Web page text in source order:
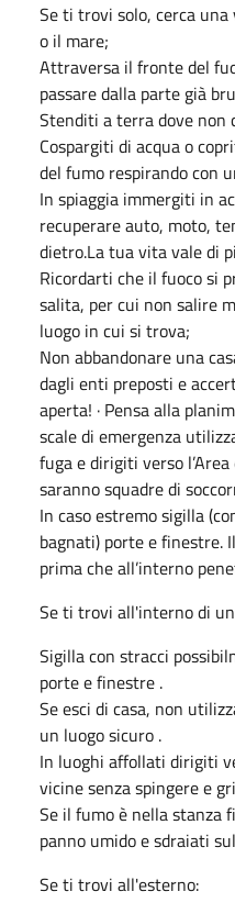
Se ti trovi solo, cerca
o il mare;
Attraversa il fronte del
passare dalla parte già
Stenditi a terra dove non
Cospargiti di acqua o
del fumo respirando con
In spiaggia immergiti in
recuperare auto, moto,
dietro.La tua vita vale di
Ricordarti che il fuoco si
salita, per cui non salire
luogo in cui si trova;
Non abbandonare una
dagli enti preposti e
aperta! · Pensa alla
scale di emergenza
fuga e dirigiti verso
saranno squadre di
In caso estremo sigilla
bagnati) porte e finestre.
prima che all’interno
Se ti trovi all'interno di
Sigilla con stracci
porte e finestre .
Se esci di casa, non
un luogo sicuro .
In luoghi affollati dirigiti
vicine senza spingere e
Se il fumo è nella stanza
panno umido e sdraiati
Se ti trovi all'esterno: